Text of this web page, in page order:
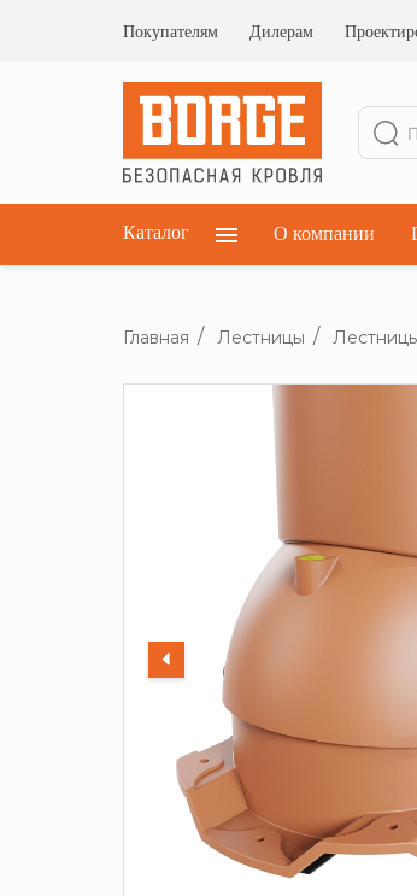
Покупателям Дилерам
Каталог
Ограждения парапетные
О компании
Главная Лестницы